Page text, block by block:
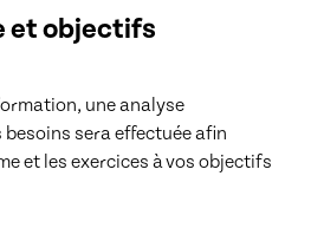
et objectifs
une analyse
sera effectuée afin
et les exercices à vos objectifs